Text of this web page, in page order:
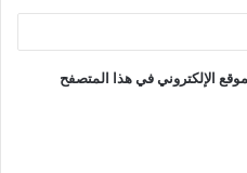
الإلكتروني في هذا المتصفح